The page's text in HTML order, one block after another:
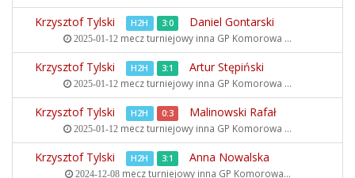
Krzysztof Tylski H2H 3:0 Daniel Gontarski
2025-01-12 mecz turniejowy inna GP Komorowa ...
Krzysztof Tylski H2H 3:1 Artur Stępiński
2025-01-12 mecz turniejowy inna GP Komorowa ...
Krzysztof Tylski H2H 0:3 Malinowski Rafał
2025-01-12 mecz turniejowy inna GP Komorowa ...
Krzysztof Tylski H2H 3:1 Anna Nowalska
2024-12-08mecz turniejowy inna GP Komorowa...